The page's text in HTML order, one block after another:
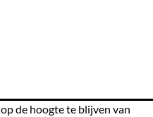
de hoogte te blijven van